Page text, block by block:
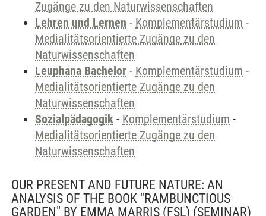
Zugänge zu den Naturwissenschaften
Lehren und Lernen - Komplementärstudium -
Medialitätsorientierte Zugänge zu den
Naturwissenschaften
Leuphana Bachelor - Komplementärstudium -
Medialitätsorientierte Zugänge zu den
Naturwissenschaften
Sozialpädagogik - Komplementärstudium -
Medialitätsorientierte Zugänge zu den
Naturwissenschaften
OUR PRESENT AND FUTURE NATURE: AN
ANALYSIS OF THE BOOK "RAMBUNCTIOUS
GARDEN" BY EMMA MARRIS (FSL) (SEMINAR)